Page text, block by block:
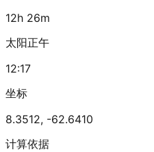
12h 26m
太阳正午
12:17
坐标
8.3512, -62.6410
计算依据